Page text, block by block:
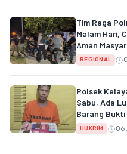
Tim Raga
Malam Hari,
Aman
REGIONAL
Polsek
Sabu, Ada
Barang Bukti
HUKRIM 06